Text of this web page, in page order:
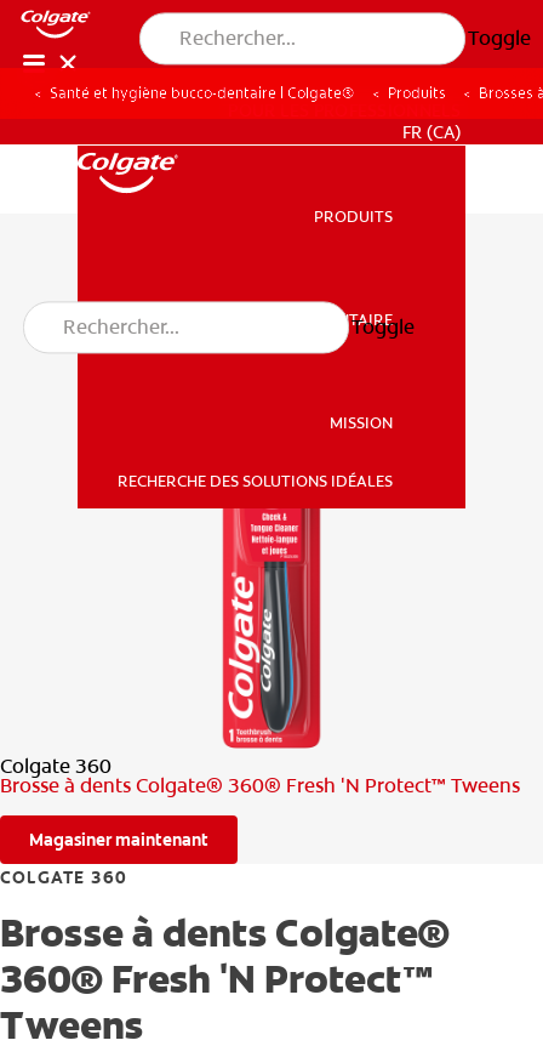
Toggle
SANTÉ BUCCO-DENTAIRE
RECHERCHE DES SOLUTIONS IDÉALES
FR (CA)
PRODUITS
SANTÉ BUCCO-DENTAIRE
MISSION
RECHERCHE DES SOLUTIONS IDÉALES
Toggle
Santé et hygiène bucco-dentaire | Colgate® Produits Brosses
Colgate 360
Brosse à dents Colgate® 360® Fresh 'N Protect™ Tweens
Magasiner maintenant
COLGATE 360
Brosse à dents Colgate®
360® Fresh 'N Protect™
Tweens